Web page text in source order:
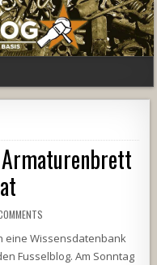
eine Wissensdatenbank
Fusselblog. Am Sonntag